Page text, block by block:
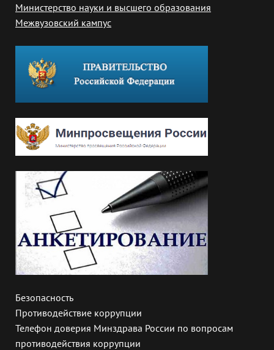
Министерство науки и высшего образования
Межвузовский кампус
Безопасность
Противодействие коррупции
Телефон доверия Минздрава России по вопросам
противодействия коррупции